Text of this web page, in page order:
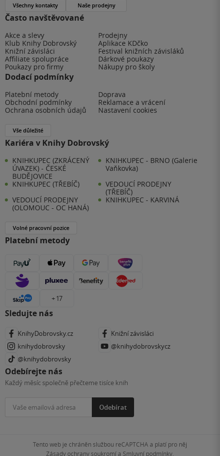
Často navštěvované
Akce a slevy
Prodejny
Klub Knihy Dobrovský
Aplikace KDčko
Knižní závisláci
Festival knižních závisláků
Affiliate spolupráce
Dárkové poukazy
Poukazy pro firmy
Nákupy pro školy
Dodací podmínky
Platební metody
Doprava
Obchodní podmínky
Reklamace a vrácení
Ochrana osobních údajů
Nastavení cookies
Vše důležité
Kariéra v Knihy Dobrovský
KNIHKUPEC (ZKRÁCENÝ
ÚVAZEK) - ČESKÉ
BUDĚJOVICE
KNIHKUPEC - BRNO (Galerie
Vaňkovka)
KNIHKUPEC (TŘEBÍČ)
VEDOUCÍ PRODEJNY
(TŘEBÍČ)
VEDOUCÍ PRODEJNY
(OLOMOUC - OC HANÁ)
KNIHKUPEC - KARVINÁ
Volné pracovní pozice
Platební metody
+ 17
Sledujte nás
KnihyDobrovsky.cz
Knižní závisláci
knihydobrovsky
@knihydobrovskycz
@knihydobrovsky
Odebírejte nás
Každý měsíc společně přečteme tisíce knih
Odebírat
Všechny kontakty Naše prodejny
Tento web je chráněn službou reCAPTCHA a platí pro něj
Zásady ochrany soukromía Smluvní podmínky